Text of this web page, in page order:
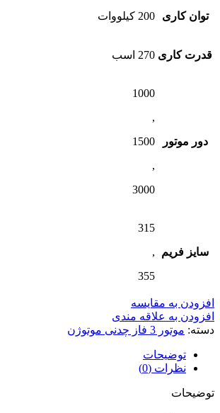
توان کاری 200 کیلووات
قدرت کاری 270 اسب
دور موتور
1000
,
1500
,
3000
سایز فریم
315
,
355
افزودن به مقایسه
افزودن به علاقه مندی
دسته: موتور 3 فاز چدنی موتوژن
توضیحات
نظرات (0)
توضیحات